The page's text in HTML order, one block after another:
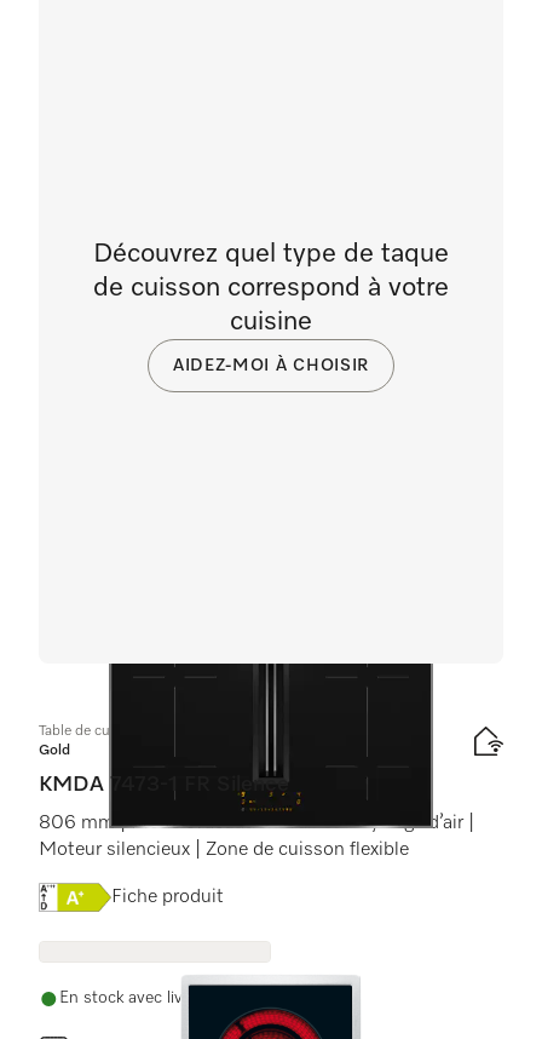
Table de cuisson à induction avec hotte intégrée
Gold
KMDA 7473-1 FR Silence
806 mm | Mode évacuation d’air et recyclage d’air |
Moteur silencieux | Zone de cuisson flexible
Online Label Flag, Étiquette énergétique
Fiche produit
En stock avec livraison gratuite
Découvrez quel type de taque
de cuisson correspond à votre
cuisine
AIDEZ-MOI À CHOISIR